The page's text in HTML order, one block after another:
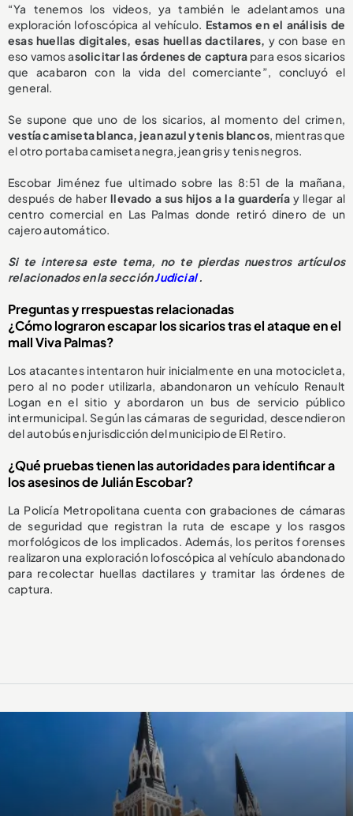
“Ya tenemos los videos, ya también le adelantamos una
exploración lofoscópica al vehículo. Estamos en el análisis de
esas huellas digitales, esas huellas dactilares, y con base en
eso vamos asolicitar las órdenes de captura para esos sicarios
que acabaron con la vida del comerciante”, concluyó el
general.
Se supone que uno de los sicarios, al momento del crimen,
vestía camiseta blanca, jean azul y tenis blancos, mientras que
el otro portaba camiseta negra, jean gris y tenis negros.
Escobar Jiménez fue ultimado sobre las 8:51 de la mañana,
después de haberllevado a sus hijos a la guarderíay llegar al
centro comercial en Las Palmas donde retiró dinero de un
cajero automático.
Si te interesa este tema, no te pierdas nuestros artículos
relacionados en la secciónJudicial.
Preguntas y rrespuestas relacionadas
¿Cómo lograron escapar los sicarios tras el ataque en el
mall Viva Palmas?
Los atacantes intentaron huir inicialmente en una motocicleta,
pero al no poder utilizarla, abandonaron un vehículo Renault
Logan en el sitio y abordaron un bus de servicio público
intermunicipal. Según las cámaras de seguridad, descendieron
del autobús en jurisdicción del municipio de El Retiro.
¿Qué pruebas tienen las autoridades para identificar a
los asesinos de Julián Escobar?
La Policía Metropolitana cuenta con grabaciones de cámaras
de seguridad que registran la ruta de escape y los rasgos
morfológicos de los implicados. Además, los peritos forenses
realizaron una exploración lofoscópica al vehículo abandonado
para recolectar huellas dactilares y tramitar las órdenes de
captura.